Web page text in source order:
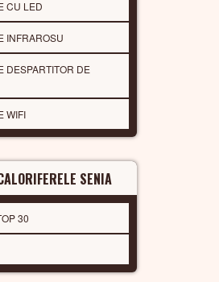
CU LED
INFRAROSU
DESPARTITOR DE
WIFI
SENIA
30